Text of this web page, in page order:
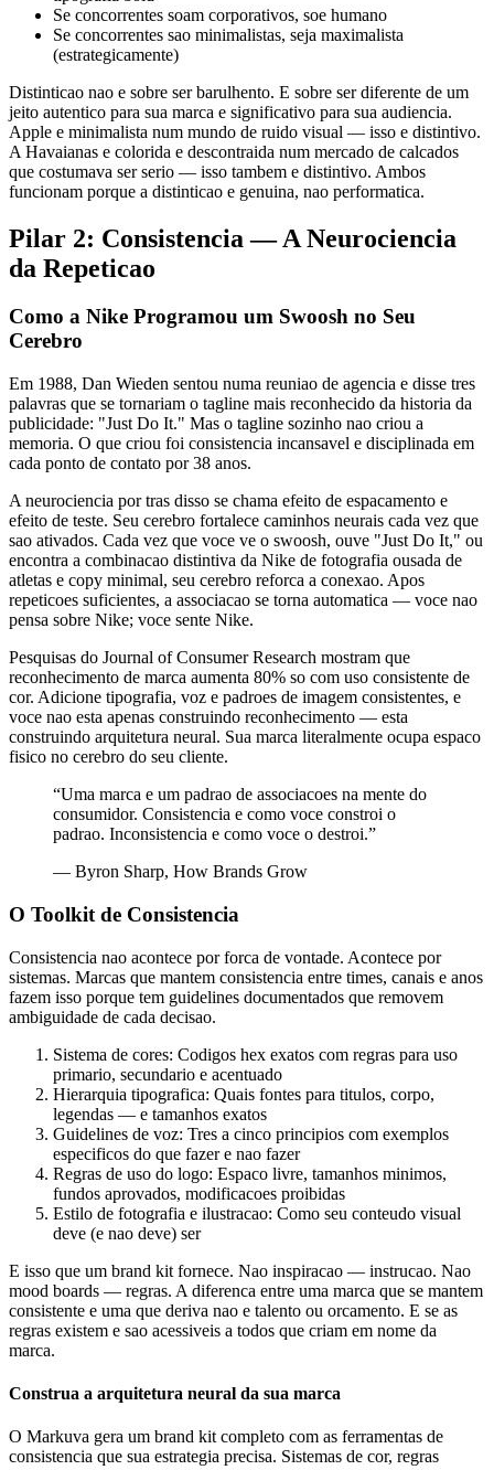
Se concorrentes soam corporativos, soe humano
Se concorrentes sao minimalistas, seja maximalista
(estrategicamente)
Distinticao nao e sobre ser barulhento. E sobre ser diferente de um
jeito autentico para sua marca e significativo para sua audiencia.
Apple e minimalista num mundo de ruido visual — isso e distintivo.
A Havaianas e colorida e descontraida num mercado de calcados
que costumava ser serio — isso tambem e distintivo. Ambos
funcionam porque a distinticao e genuina, nao performatica.
Pilar 2: Consistencia — A Neurociencia
da Repeticao
Como a Nike Programou um Swoosh no Seu
Cerebro
Em 1988, Dan Wieden sentou numa reuniao de agencia e disse tres
palavras que se tornariam o tagline mais reconhecido da historia da
publicidade: "Just Do It." Mas o tagline sozinho nao criou a
memoria. O que criou foi consistencia incansavel e disciplinada em
cada ponto de contato por 38 anos.
A neurociencia por tras disso se chama efeito de espacamento e
efeito de teste. Seu cerebro fortalece caminhos neurais cada vez que
sao ativados. Cada vez que voce ve o swoosh, ouve "Just Do It," ou
encontra a combinacao distintiva da Nike de fotografia ousada de
atletas e copy minimal, seu cerebro reforca a conexao. Apos
repeticoes suficientes, a associacao se torna automatica — voce nao
pensa sobre Nike; voce sente Nike.
Pesquisas do Journal of Consumer Research mostram que
reconhecimento de marca aumenta 80% so com uso consistente de
cor. Adicione tipografia, voz e padroes de imagem consistentes, e
voce nao esta apenas construindo reconhecimento — esta
construindo arquitetura neural. Sua marca literalmente ocupa espaco
fisico no cerebro do seu cliente.
“Uma marca e um padrao de associacoes na mente do
consumidor. Consistencia e como voce constroi o
padrao. Inconsistencia e como voce o destroi.”
— Byron Sharp, How Brands Grow
O Toolkit de Consistencia
Consistencia nao acontece por forca de vontade. Acontece por
sistemas. Marcas que mantem consistencia entre times, canais e anos
fazem isso porque tem guidelines documentados que removem
ambiguidade de cada decisao.
Sistema de cores: Codigos hex exatos com regras para uso
primario, secundario e acentuado
Hierarquia tipografica: Quais fontes para titulos, corpo,
legendas — e tamanhos exatos
Guidelines de voz: Tres a cinco principios com exemplos
especificos do que fazer e nao fazer
Regras de uso do logo: Espaco livre, tamanhos minimos,
fundos aprovados, modificacoes proibidas
Estilo de fotografia e ilustracao: Como seu conteudo visual
deve (e nao deve) ser
E isso que um brand kit fornece. Nao inspiracao — instrucao. Nao
mood boards — regras. A diferenca entre uma marca que se mantem
consistente e uma que deriva nao e talento ou orcamento. E se as
regras existem e sao acessiveis a todos que criam em nome da
marca.
Construa a arquitetura neural da sua marca
O Markuva gera um brand kit completo com as ferramentas de
consistencia que sua estrategia precisa. Sistemas de cor, regras